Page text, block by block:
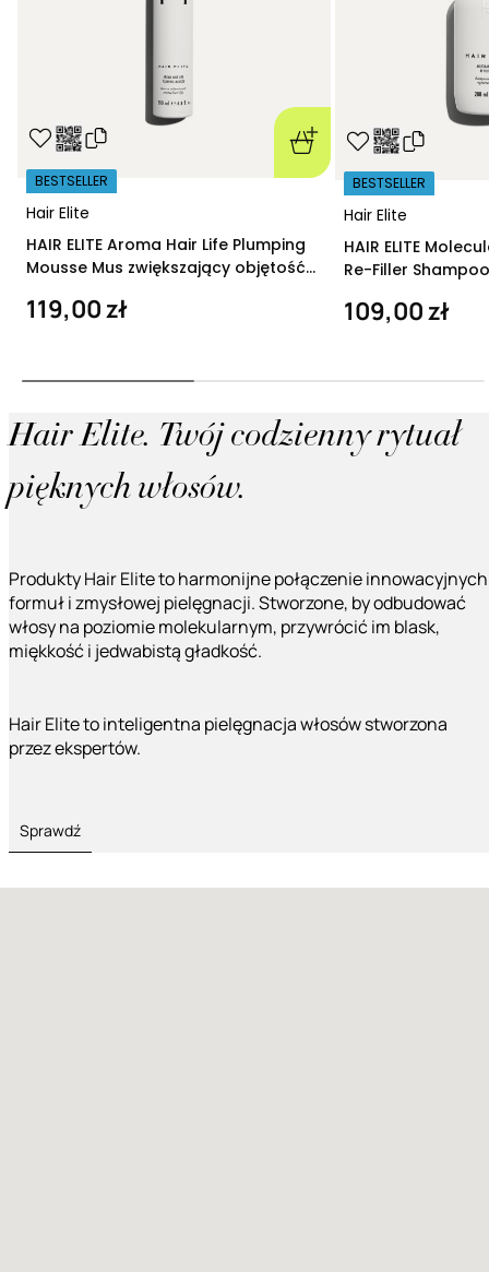
Hair Elite
BESTSELLER
HAIR ELITE Aroma Hair Life Plumping
Mousse Mus zwiększający objętość
119,00 zł
Hair Elite
BESTSELLER
HAIR ELITE
Re-Filler
109,00 zł
Hair Elite. Twój codzienny rytuał
pięknych włosów.
Produkty Hair Elite to harmonijne połączenie innowacyjnych
formuł i zmysłowej pielęgnacji. Stworzone, by odbudować
włosy na poziomie molekularnym, przywrócić im blask,
miękkość i jedwabistą gładkość.
Hair Elite to inteligentna pielęgnacja włosów stworzona
przez ekspertów.
Sprawdź